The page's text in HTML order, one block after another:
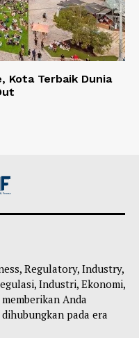
Kota Terbaik Dunia
Regulatory, Industry,
Industri, Ekonomi,
Anda
pada era